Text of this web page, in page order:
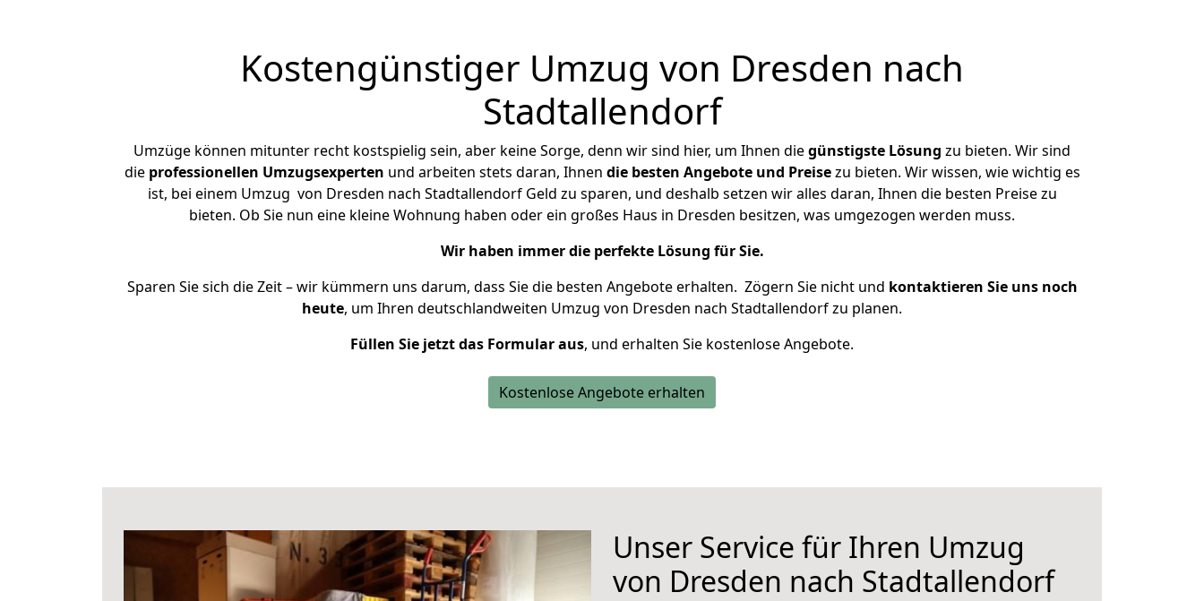
Kostengünstiger Umzug von Dresden nach
Stadtallendorf
Umzüge können mitunter recht kostspielig sein, aber keine Sorge, denn wir sind hier, um Ihnen diegünstigste Lösung zu bieten. Wir sind
die professionellen Umzugsexperten und arbeiten stets daran, Ihnen die besten Angebote und Preisezu bieten. Wir wissen, wie wichtig es
ist, bei einem Umzug von Dresden nach Stadtallendorf Geld zu sparen, und deshalb setzen wir alles daran, Ihnen die besten Preise zu
bieten. Ob Sie nun eine kleine Wohnung haben oder ein großes Haus in Dresden besitzen, was umgezogen werden muss.
Wir haben immer die perfekte Lösung für Sie.
Sparen Sie sich die Zeit – wir kümmern uns darum, dass Sie die besten Angebote erhalten. Zögern Sie nicht und kontaktieren Sie uns noch
heute, um Ihren deutschlandweiten Umzug von Dresden nach Stadtallendorf zu planen.
Füllen Sie jetzt das Formular aus, und erhalten Sie kostenlose Angebote.
Kostenlose Angebote erhalten
Unser Service für Ihren Umzug
von Dresden nach Stadtallendorf